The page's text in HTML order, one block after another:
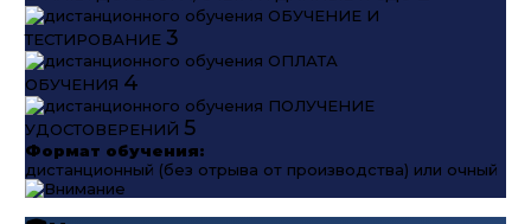
ОБУЧЕНИЕ И
ТЕСТИРОВАНИЕ 3
ОПЛАТА
ОБУЧЕНИЯ 4
ПОЛУЧЕНИЕ
УДОСТОВЕРЕНИЙ 5
Формат обучения:
дистанционный (без отрыва от производства) или очный